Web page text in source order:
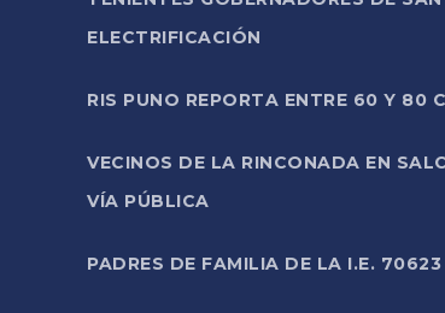
ELECTRIFICACIÓN
RIS PUNO REPORTA ENTRE 60 Y 80
VECINOS DE LA RINCONADA EN
VÍA PÚBLICA
PADRES DE FAMILIA DE LA I.E.